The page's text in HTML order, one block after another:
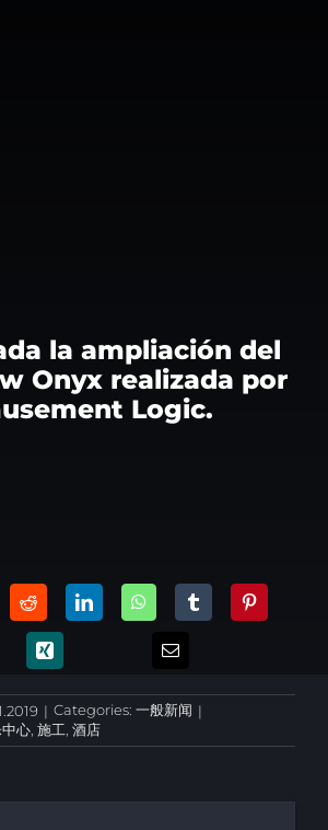
la ampliación del
Onyx realizada por
Logic.
| Categories: 一般新闻 |
心, 施工 酒店